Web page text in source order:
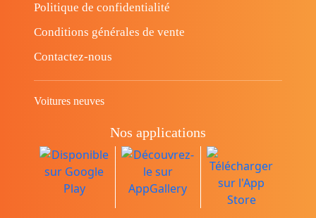
Politique de confidentialité
Conditions générales de vente
Contactez-nous
Voitures neuves
Nos applications